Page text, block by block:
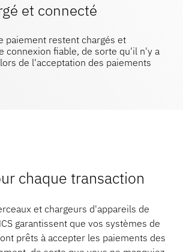
de capteurs
et connecté
paiement restent chargés et
connexion fiable, de sorte qu'il n'y a
de l'acceptation des paiements
chaque transaction
et chargeurs d'appareils de
garantissent que vos systèmes de
prêts à accepter les paiements des